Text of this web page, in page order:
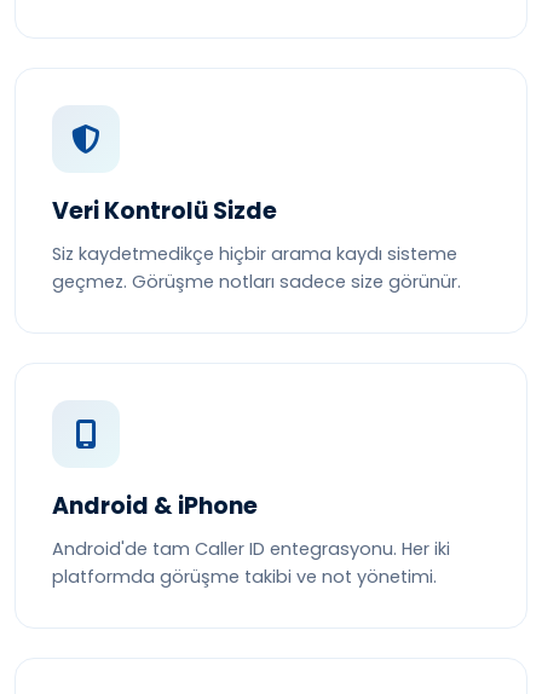
Veri Kontrolü Sizde
Siz kaydetmedikçe hiçbir arama kaydı sisteme
geçmez. Görüşme notları sadece size görünür.
Android & iPhone
Android'de tam Caller ID entegrasyonu. Her iki
platformda görüşme takibi ve not yönetimi.